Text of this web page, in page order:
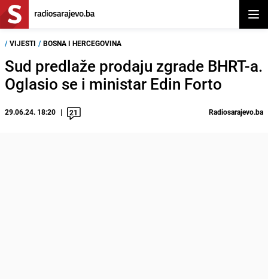
/ VIJESTI / BOSNA I HERCEGOVINA
Sud predlaže prodaju zgrade BHRT-a.
Oglasio se i ministar Edin Forto
29.06.24. 18:20 21 Radiosarajevo.ba